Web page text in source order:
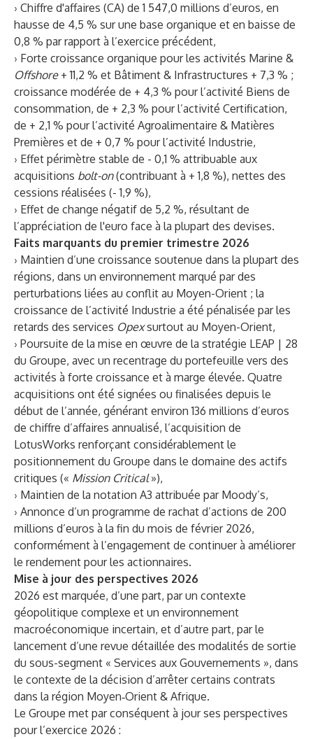
› Chiffre d'affaires (CA) de 1 547,0 millions d’euros, en
hausse de 4,5 % sur une base organique et en baisse de
0,8 % par rapport à l’exercice précédent,
› Forte croissance organique pour les activités Marine &
Offshore+ 11,2 % et Bâtiment & Infrastructures + 7,3 % ;
croissance modérée de + 4,3 % pour l’activité Biens de
consommation, de + 2,3 % pour l’activité Certification,
de + 2,1 % pour l’activité Agroalimentaire & Matières
Premières et de + 0,7 % pour l’activité Industrie,
› Effet périmètre stable de - 0,1 % attribuable aux
acquisitions bolt-on(contribuant à + 1,8 %), nettes des
cessions réalisées (- 1,9 %),
› Effet de change négatif de 5,2 %, résultant de
l’appréciation de l'euro face à la plupart des devises.
Faits marquants du premier trimestre 2026
› Maintien d’une croissance soutenue dans la plupart des
régions, dans un environnement marqué par des
perturbations liées au conflit au Moyen-Orient ; la
croissance de l’activité Industrie a été pénalisée par les
retards des services Opexsurtout au Moyen-Orient,
› Poursuite de la mise en œuvre de la stratégie LEAP | 28
du Groupe, avec un recentrage du portefeuille vers des
activités à forte croissance et à marge élevée. Quatre
acquisitions ont été signées ou finalisées depuis le
début de l’année, générant environ 136 millions d’euros
de chiffre d’affaires annualisé, l’acquisition de
LotusWorks renforçant considérablement le
positionnement du Groupe dans le domaine des actifs
critiques (« Mission Critical»),
› Maintien de la notation A3 attribuée par Moody’s,
› Annonce d’un programme de rachat d’actions de 200
millions d’euros à la fin du mois de février 2026,
conformément à l’engagement de continuer à améliorer
le rendement pour les actionnaires.
Mise à jour des perspectives 2026
2026 est marquée, d’une part, par un contexte
géopolitique complexe et un environnement
macroéconomique incertain, et d’autre part, par le
lancement d’une revue détaillée des modalités de sortie
du sous-segment « Services aux Gouvernements », dans
le contexte de la décision d’arrêter certains contrats
dans la région Moyen‑Orient & Afrique.
Le Groupe met par conséquent à jour ses perspectives
pour l’exercice 2026 :